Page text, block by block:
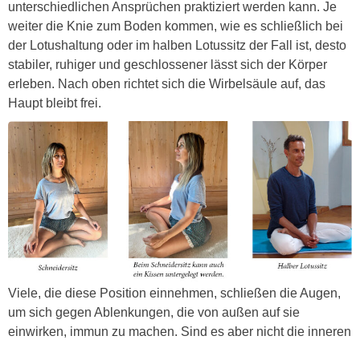
unterschiedlichen Ansprüchen praktiziert werden kann. Je
weiter die Knie zum Boden kommen, wie es schließlich bei
der Lotushaltung oder im halben Lotussitz der Fall ist, desto
stabiler, ruhiger und geschlossener lässt sich der Körper
erleben. Nach oben richtet sich die Wirbelsäule auf, das
Haupt bleibt frei.
Viele, die diese Position einnehmen, schließen die Augen,
um sich gegen Ablenkungen, die von außen auf sie
einwirken, immun zu machen. Sind es aber nicht die inneren